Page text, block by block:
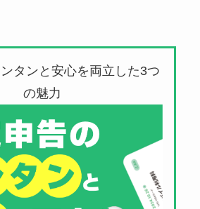
タンと安心を両立した3つ
の魅力